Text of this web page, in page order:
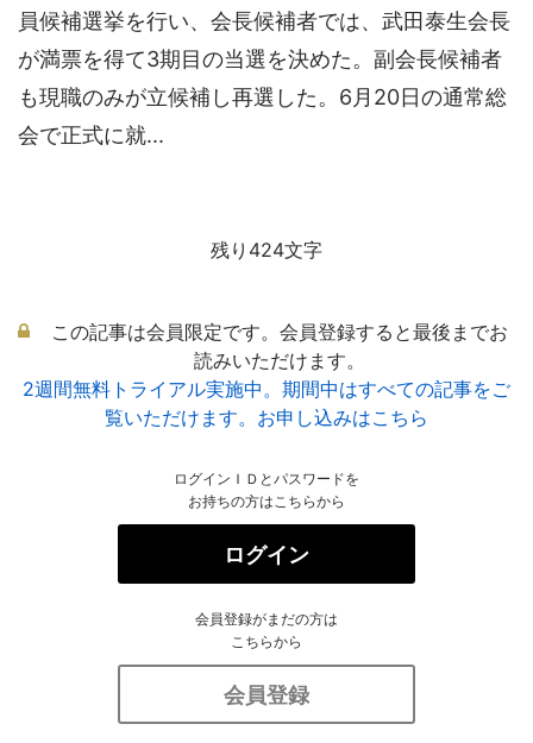
員候補選挙を行い、会長候補者では、武田泰生会長
が満票を得て3期目の当選を決めた。副会長候補者
も現職のみが立候補し再選した。6月20日の通常総
会で正式に就...
残り424文字
この記事は会員限定です。会員登録すると最後までお
読みいただけます。
2週間無料トライアル実施中。期間中はすべての記事をご
覧いただけます。お申し込みはこちら
ログインＩＤとパスワードを
お持ちの方はこちらから
ログイン
会員登録がまだの方は
こちらから
会員登録